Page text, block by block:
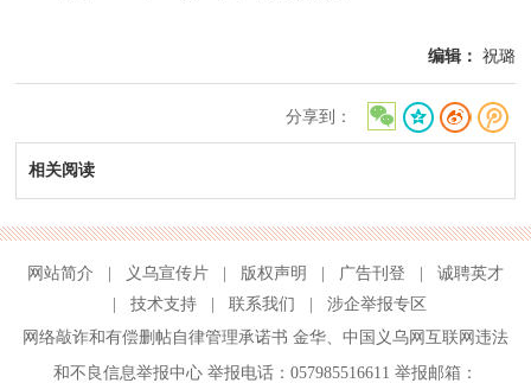
编辑： 祝璐
分享到：
相关阅读
网站简介 义乌宣传片 版权声明 广告刊登
诚聘英才
技术支持 联系我们
涉企举报专区
网络敲诈和有偿删帖自律管理承诺书 金华、 中国义乌网互联网违法
和不良信息举报中心举报电话：057985516611 举报邮箱：